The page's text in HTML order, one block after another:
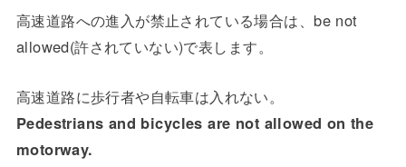
高速道路への進入が禁止されている場合は、be not
allowed(許されていない)で表します。
高速道路に歩行者や自転車は入れない。
Pedestrians and bicycles are not allowed on the
motorway.